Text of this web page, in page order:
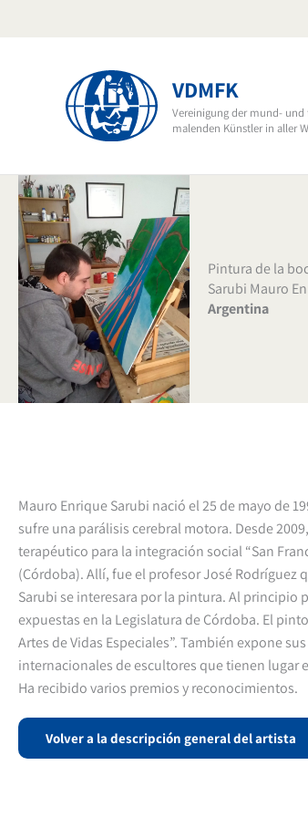
VDMFK
Vereinigung der mund- und
malenden Künstler in aller
Pintura de la
Sarubi Mauro
Argentina
Mauro Enrique Sarubi nació el 25 de mayo de
sufre una parálisis cerebral motora. Desde
terapéutico para la integración social “San
(Córdoba). Allí, fue el profesor José Rodríguez
Sarubi se interesara por la pintura. Al principio
expuestas en la Legislatura de Córdoba. El
Artes de Vidas Especiales”. También expone
internacionales de escultores que tienen lugar
Ha recibido varios premios y reconocimientos.
Volver a la descripción general del artista